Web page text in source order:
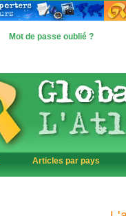
Mot de passe oublié ?
Articles par pays